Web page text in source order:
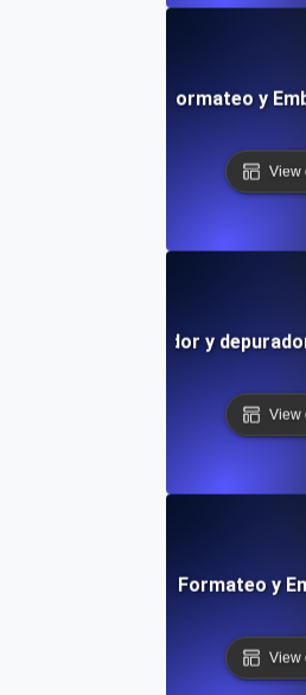
Herramienta de Formateo y
View
Probador y
View
Herramienta de Formateo y
View